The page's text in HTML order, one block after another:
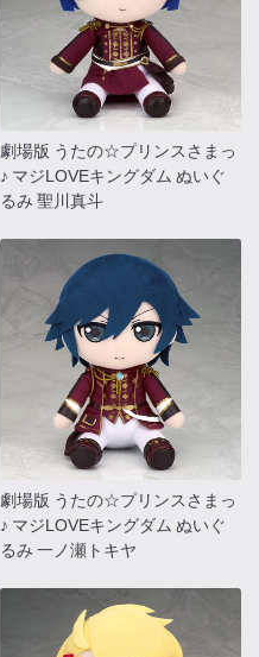
劇場版 うたの☆プリンスさまっ
♪ マジLOVEキングダム ぬいぐ
るみ 聖川真斗
劇場版 うたの☆プリンスさまっ
♪ マジLOVEキングダム ぬいぐ
るみ 一ノ瀬トキヤ